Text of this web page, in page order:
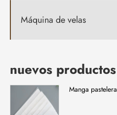
Máquina de velas
nuevos productos
Manga pastelera